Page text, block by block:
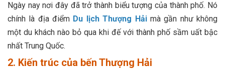
Ngày nay nơi đây đã trở thành biểu tượng của thành phố. Nó
chính là địa điểm Du lịch Thượng Hảimà gần như không
một du khách nào bỏ qua khi đế với thành phố sầm uất bậc
nhất Trung Quốc.
2. Kiến trúc của bến Thượng Hải